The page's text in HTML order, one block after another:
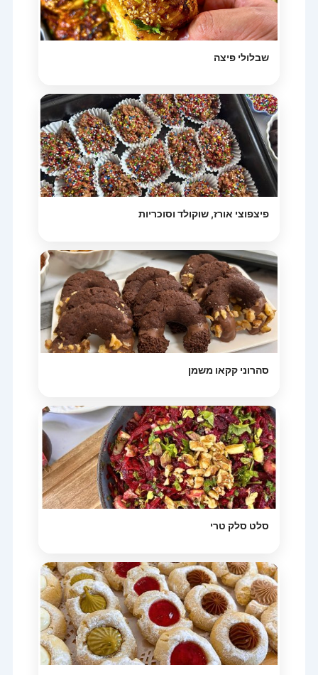
שבלולי פיצה
פיצפוצי אורז, שוקולד וסוכריות
סהרוני קקאו משמן
סלט סלק טרי